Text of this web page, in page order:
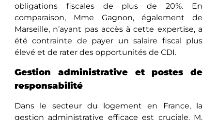
obligations fiscales de plus de 20%. En
comparaison, Mme Gagnon, également de
Marseille, n’ayant pas accès à cette expertise, a
été contrainte de payer un salaire fiscal plus
élevé et de rater des opportunités de CDI.
Gestion administrative et postes de
responsabilité
Dans le secteur du logement en France, la
gestion administrative efficace est cruciale. M.